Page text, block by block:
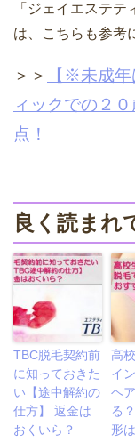
「ジェイエステテ
は、こちらも参考
＞＞
【※未成
ィックでの２
点！
良く読まれ
TBC脱毛契約前
に知っておきた
い【途中解約の
仕方】 返金は
おくいら？
高
イ
ヘ
る
形